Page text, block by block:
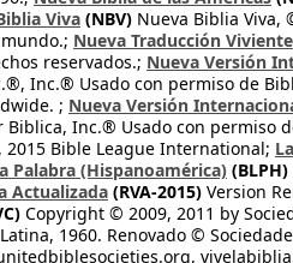
Viva (NBV) Nueva Biblia Viva,
Nueva Traducción Viviente
reservados.; Nueva Versión
Inc.® Usado con permiso de
; Nueva Versión
Biblica, Inc.® Usado con permiso
2015 Bible League International;
Palabra (Hispanoamérica) (BLPH)
Actualizada (RVA-2015) Version
Copyright © 2009, 2011 by
1960. Renovado ©